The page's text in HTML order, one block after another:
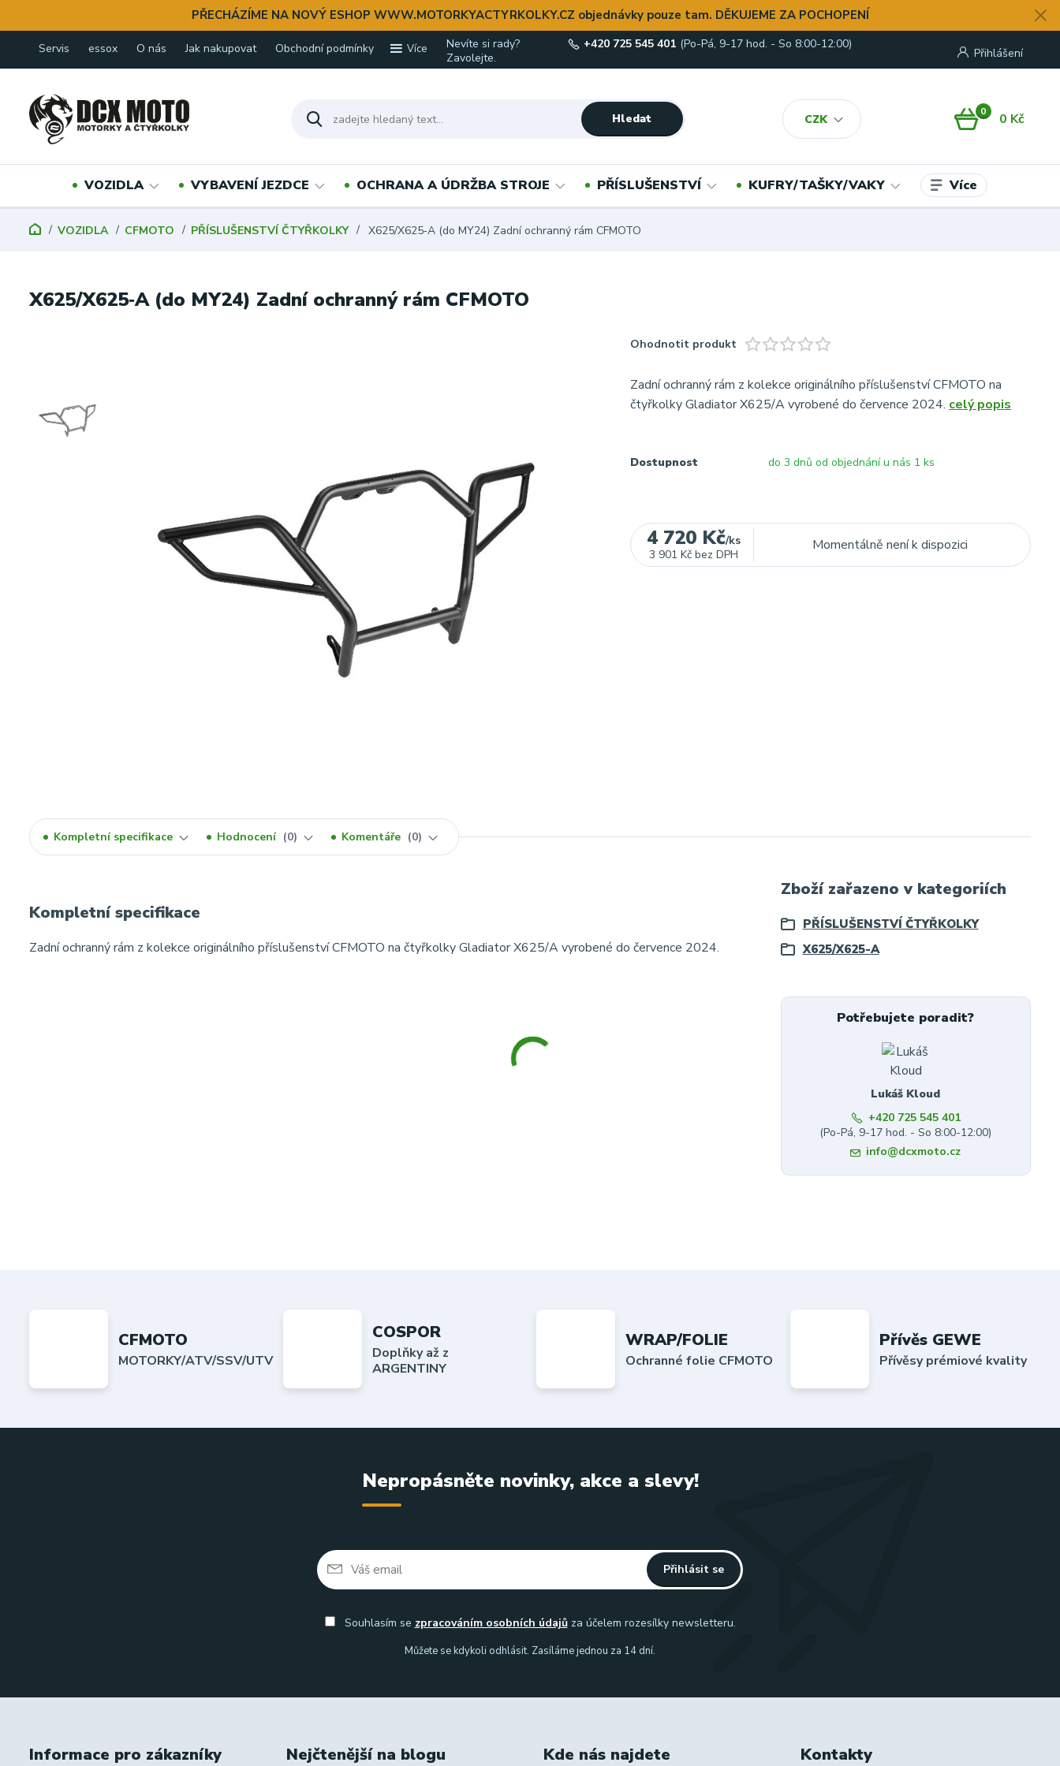
PŘECHÁZÍME NA NOVÝ ESHOP WWW.MOTORKYACTYRKOLKY.CZ objednávky pouze tam. DĚKUJEME ZA POCHOPENÍ
Servis essox O nás Jak nakupovat Obchodní podmínky Více
CZK
Přihlášení
Hledat
Nevíte si rady?
Zavolejte.
+420 725 545 401 (Po-Pá, 9-17 hod. - So 8:00-12:00)
0 0 Kč
VOZIDLA VYBAVENÍ JEZDCE OCHRANA A ÚDRŽBA STROJE PŘÍSLUŠENSTVÍ KUFRY/TAŠKY/VAKY Více
VOZIDLA CFMOTO PŘÍSLUŠENSTVÍ ČTYŘKOLKY X625/X625‑A (do MY24) Zadní ochranný rám CFMOTO
X625/X625‑A (do MY24) Zadní ochranný rám CFMOTO
Ohodnotit produkt
Zadní ochranný rám z kolekce originálního příslušenství CFMOTO na
čtyřkolky Gladiator X625/A vyrobené do července 2024. celý popis
Dostupnost do 3 dnů od objednání u nás 1 ks
4 720 Kč/ks
3 901 Kč bez DPH
Momentálně není k dispozici
Kompletní specifikace Hodnocení 0 Komentáře 0
Kompletní specifikace
Zadní ochranný rám z kolekce originálního příslušenství CFMOTO na čtyřkolky Gladiator X625/A vyrobené do července 2024.
Zboží zařazeno v kategoriích
PŘÍSLUŠENSTVÍ ČTYŘKOLKY
X625/X625-A
Potřebujete poradit?
Lukáš Kloud
+420 725 545 401
(Po-Pá, 9-17 hod. - So 8:00-12:00)
info@dcxmoto.cz
CFMOTO
MOTORKY/ATV/SSV/UTV
COSPOR
Doplňky až z
ARGENTINY
WRAP/FOLIE
Ochranné folie CFMOTO
Přívěs GEWE
Přívěsy prémiové kvality
Nepropásněte novinky, akce a slevy!
Přihlásit se
Souhlasím se zpracováním osobních údajůza účelem rozesílky newsletteru.
Můžete se kdykoli odhlásit. Zasíláme jednou za 14 dní.
Informace pro zákazníky Nejčtenější na blogu Kde nás najdete Kontakty